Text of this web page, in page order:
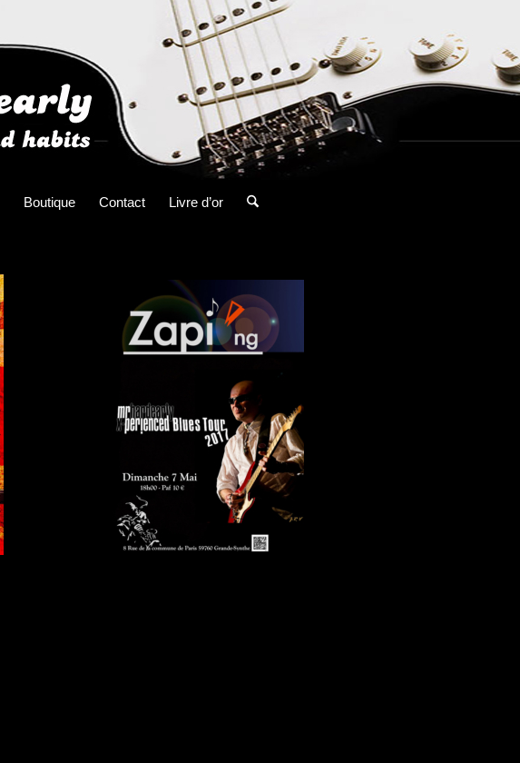
Boutique Contact Livre d’or